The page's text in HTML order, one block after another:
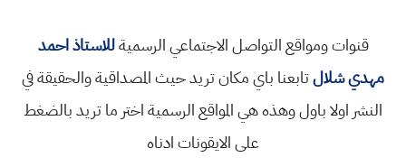
قنوات ومواقع التواصل الاجتماعي الرسميةللاستاذ احمد
مهدي شلالتابعنا باي مكان تريد حيث المصداقية والحقيقة في
النشر اولا باول وهذه هي المواقع الرسمية اختر ما تريد بالضغط
على الايقونات ادناه